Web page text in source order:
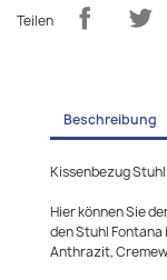
Teilen
Beschreibung
Kissenbezug
Hier können Sie
den Stuhl
Anthrazit,